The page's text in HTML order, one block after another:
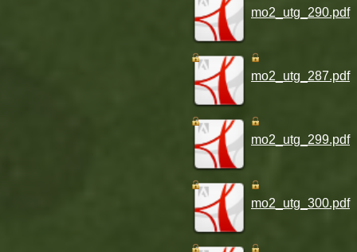
mo2_utg_290.pdf
mo2_utg_287.pdf
mo2_utg_299.pdf
mo2_utg_300.pdf